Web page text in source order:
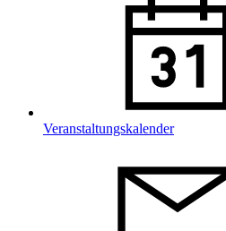
Veranstaltungskalender